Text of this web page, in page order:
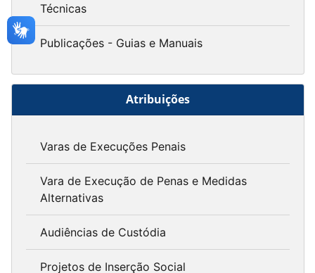
Técnicas
Publicações - Guias e Manuais
Atribuições
Varas de Execuções Penais
Vara de Execução de Penas e Medidas
Alternativas
Audiências de Custódia
Projetos de Inserção Social